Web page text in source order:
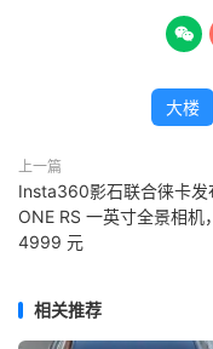

大楼
上一篇
Insta360影石联合徕卡发
ONE RS 一英寸全景相机
4999 元
相关推荐